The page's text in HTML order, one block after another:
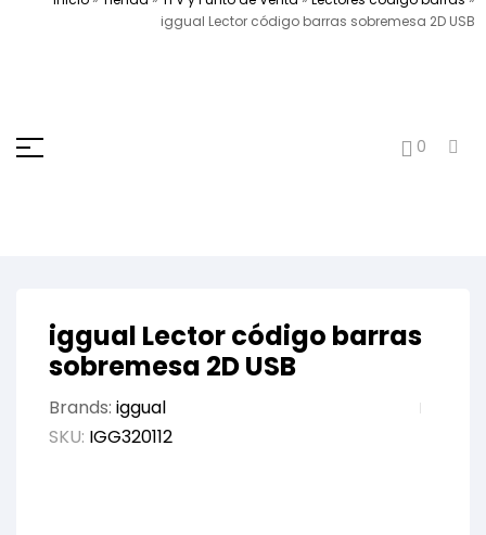
iggual Lector código barras sobremesa 2D USB
0
iggual Lector código barras
sobremesa 2D USB
Brands: iggual
SKU: IGG320112